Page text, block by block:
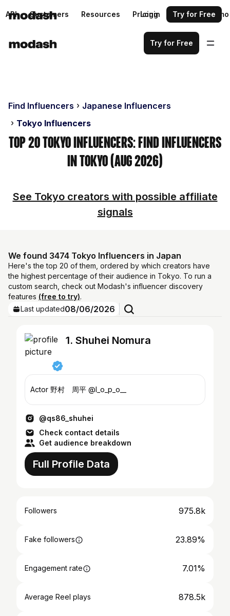
API Customers Resources Pricing Request a demo
Login Try for Free
Try for Free
Find Influencers
Japanese Influencers
Tokyo Influencers
Top 20 Tokyo Influencers: Find Influencers
in Tokyo (Aug 2026)
See Tokyo creators with possible affiliate
signals
We found 3474 Tokyo Influencers in Japan
Here's the top 20 of them, ordered by which creators have
the highest percentage of their audience in Tokyo. To run a
custom search, check out Modash's influencer discovery
features (free to try).
Last updated08/06/2026
1. Shuhei Nomura
Actor 野村 周平 @l_o_p_o__
@qs86_shuhei
Check contact details
Get audience breakdown
Full Profile Data
Followers 975.8k
Fake followers 23.89%
Engagement rate 7.01%
Average Reel plays 878.5k